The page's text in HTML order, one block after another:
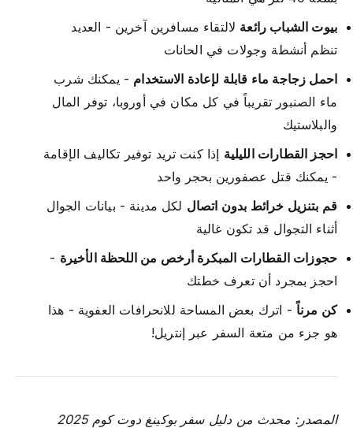
بيوت الشباب رائعة لالتقاء مسافرين آخرين - العديد
تنظم أنشطة وجولات في الحانات
احمل زجاجة ماء قابلة لإعادة الاستخدام - يمكنك شرب
ماء الصنبور تقريباً في كل مكان في أوروبا، توفر المال
والبلاستيك
احجز القطارات الليلية إذا كنت تريد توفير تكاليف الإقامة
- يمكنك قتل عصفورين بحجر واحد
قم بتنزيل خرائط بدون اتصال لكل مدينة - بيانات الجوال
أثناء التجوال قد تكون غالية
حجوزات القطارات المبكرة أرخص من اللحظة الأخيرة -
احجز بمجرد أن تعرف خطتك
كن مرناً- اترك بعض المساحة للانحرافات العفوية - هذا
هو جزء من متعة السفر عبر إنتريل!
المصدر: محدث من دليل سفر بوكينغ دوت كوم 2025